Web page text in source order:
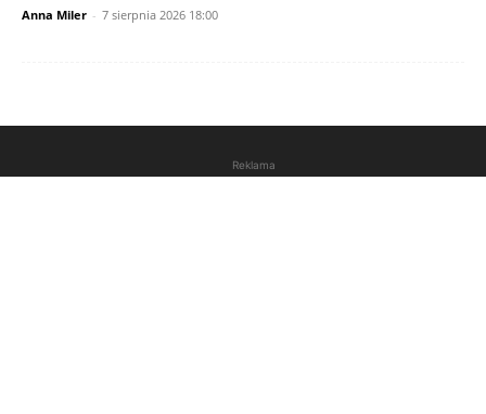
Anna Miler - 7 sierpnia 2026 18:00
Reklama